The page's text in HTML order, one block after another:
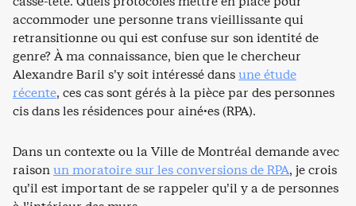
accommoder une personne trans vieillissante qui
retransitionne ou qui est confuse sur son identité de
genre? À ma connaissance, bien que le chercheur
Alexandre Baril s’y soit intéressé dansune étude
récente, ces cas sont gérés à la pièce par des personnes
cis dans les résidences pour ainé·es (RPA).
Dans un contexte ou la Ville de Montréal demande avec
raisonun moratoire sur les conversions de RPA, je crois
qu’il est important de se rappeler qu’il y a de personnes